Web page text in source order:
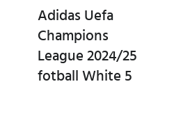
Adidas Uefa
Champions
League 2024/25
fotball White 5